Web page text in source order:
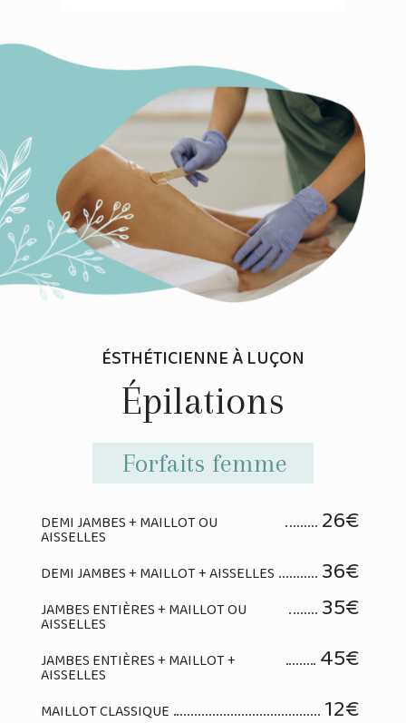
ÉSTHÉTICIENNE À LUÇON
Épilations
Forfaits femme
DEMI JAMBES + MAILLOT OU
AISSELLES 26€
DEMI JAMBES + MAILLOT + AISSELLES 36€
JAMBES ENTIÈRES + MAILLOT OU
AISSELLES 35€
JAMBES ENTIÈRES + MAILLOT +
AISSELLES 45€
MAILLOT CLASSIQUE 12€